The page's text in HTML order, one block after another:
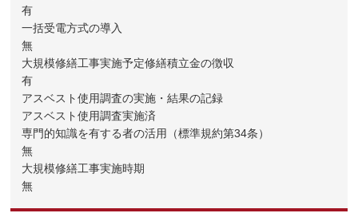
有
一括受電方式の導入
無
大規模修繕工事実施予定修繕積立金の徴収
有
アスベスト使用調査の実施・結果の記録
アスベスト使用調査実施済
専門的知識を有する者の活用（標準規約第34条）
無
大規模修繕工事実施時期
無